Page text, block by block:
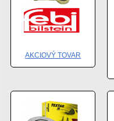
AKCIOVÝ TOVAR